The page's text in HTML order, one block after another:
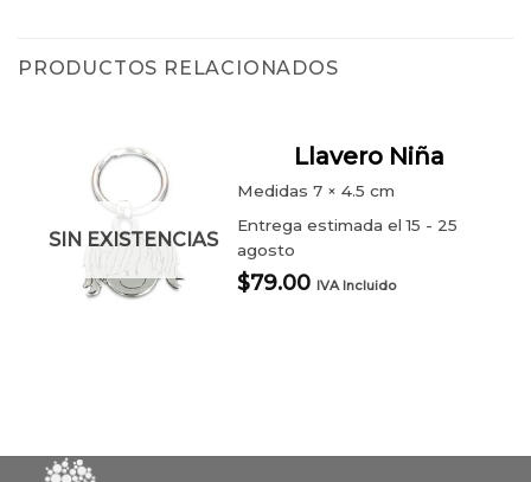
PRODUCTOS RELACIONADOS
SIN EXISTENCIAS
Llavero Niña
Medidas7 × 4.5 cm
Entrega estimada el 15 - 25
agosto
$79.00 IVA Incluido